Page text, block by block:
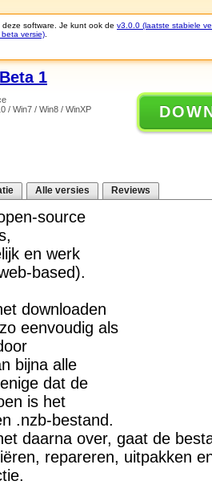
software. Je kunt ook de v3.0.0 (laatste stabiele
versie)
1
/ Win7 / Win8 / WinXP
Alle versies Reviews
source
en werk
based).
downloaden
eenvoudig als
bijna alle
dat de
is het
.nzb-bestand.
daarna over, gaat de
repareren, uitpakken